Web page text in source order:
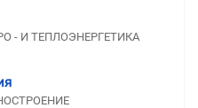
- И ТЕПЛОЭНЕРГЕТИКА